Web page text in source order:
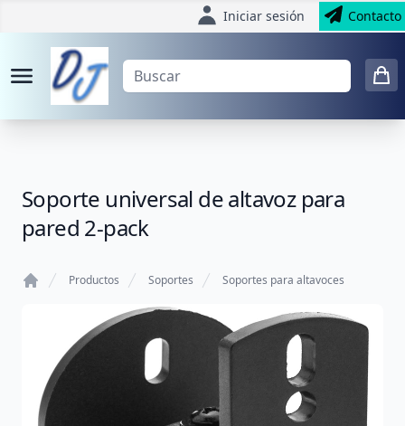
Iniciar sesión Contacto
Soporte universal de altavoz para
pared 2-pack
Productos Soportes Soportes para altavoces